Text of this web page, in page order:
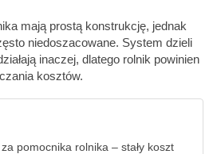
mają prostą konstrukcję, jednak
niedoszacowane. System dzieli
inaczej, dlatego rolnik powinien
kosztów.
pomocnika rolnika – stały koszt